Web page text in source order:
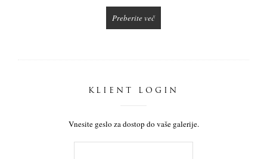
Preberite več
KLIENT LOGIN
Vnesite geslo za dostop do vaše galerije.